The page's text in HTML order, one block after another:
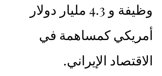
وظيفة و 4.3 مليار دولار
أمريكي كمساهمة في
الاقتصاد الإيراني.